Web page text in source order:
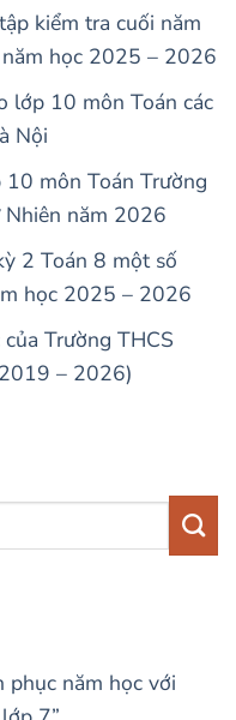
kiểm tra cuối năm
học 2025 – 2026
lớp 10 môn Toán các
Nội
môn Toán Trường
Nhiên năm 2026
2 Toán 8 một số
học 2025 – 2026
Trường THCS
– 2026)
phục năm học với